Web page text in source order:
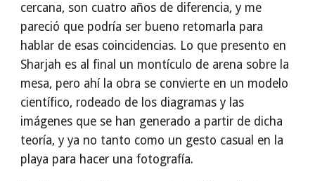
cercana, son cuatro años de diferencia, y me
pareció que podría ser bueno retomarla para
hablar de esas coincidencias. Lo que presento en
Sharjah es al final un montículo de arena sobre la
mesa, pero ahí la obra se convierte en un modelo
científico, rodeado de los diagramas y las
imágenes que se han generado a partir de dicha
teoría, y ya no tanto como un gesto casual en la
playa para hacer una fotografía.